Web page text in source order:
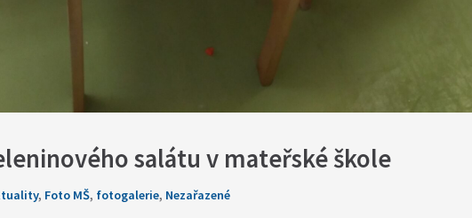
salátu v mateřské škole
, Foto MŠ, fotogalerie, Nezařazené